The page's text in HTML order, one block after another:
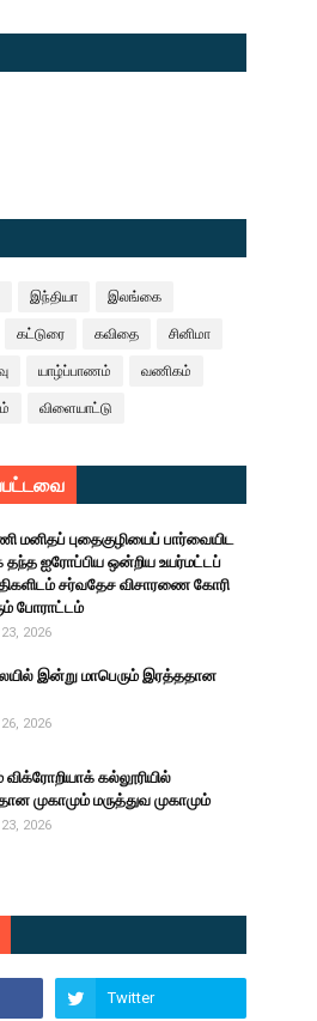
இந்தியா இலங்கை
கட்டுரை கவிதை சினிமா
யாழ்ப்பாணம் வணிகம்
விளையாட்டு
மனிதப் புதைகுழியைப் பார்வையிட
தந்த ஐரோப்பிய ஒன்றிய உயர்மட்டப்
சர்வதேச விசாரணை கோரி
போராட்டம்
2026
இன்று மாபெரும் இரத்ததான
2026
விக்ரோறியாக் கல்லூரியில்
முகாமும் மருத்துவ முகாமும்
2026